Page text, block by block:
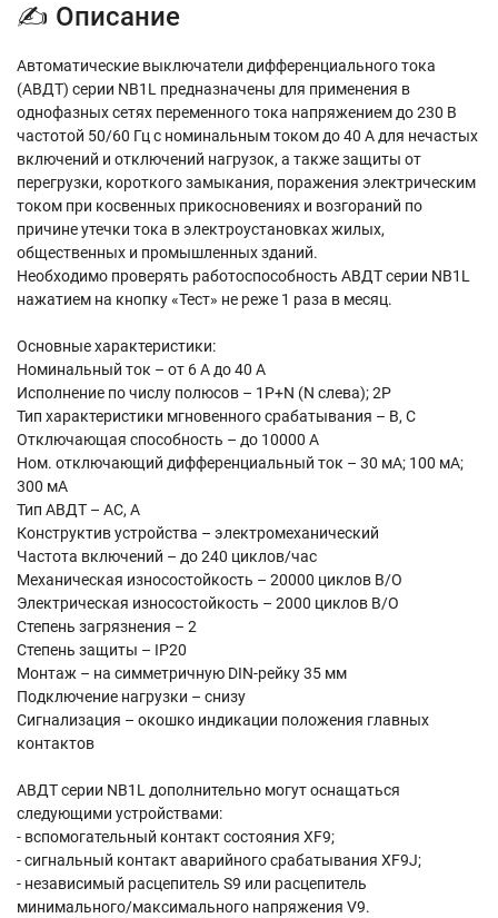
✍ Описание
Автоматические выключатели дифференциального тока
(АВДТ) серии NB1L предназначены для применения в
однофазных сетях переменного тока напряжением до 230 В
частотой 50/60 Гц с номинальным током до 40 А для нечастых
включений и отключений нагрузок, а также защиты от
перегрузки, короткого замыкания, поражения электрическим
током при косвенных прикосновениях и возгораний по
причине утечки тока в электроустановках жилых,
общественных и промышленных зданий.
Необходимо проверять работоспособность АВДТ серии NB1L
нажатием на кнопку «Тест» не реже 1 раза в месяц.
Основные характеристики:
Номинальный ток – от 6 А до 40 А
Исполнение по числу полюсов – 1P+N (N слева); 2P
Тип характеристики мгновенного срабатывания – B, С
Отключающая способность – до 10000 А
Ном. отключающий дифференциальный ток – 30 мA; 100 мA;
300 мA
Тип АВДТ – AC, A
Конструктив устройства – электромеханический
Частота включений – до 240 циклов/час
Механическая износостойкость – 20000 циклов В/О
Электрическая износостойкость – 2000 циклов В/О
Степень загрязнения – 2
Степень защиты – IP20
Монтаж – на симметричную DIN-рейку 35 мм
Подключение нагрузки – снизу
Сигнализация – окошко индикации положения главных
контактов
АВДТ серии NB1L дополнительно могут оснащаться
следующими устройствами:
- вспомогательный контакт состояния XF9;
- сигнальный контакт аварийного срабатывания XF9J;
- независимый расцепитель S9 или расцепитель
минимального/максимального напряжения V9.